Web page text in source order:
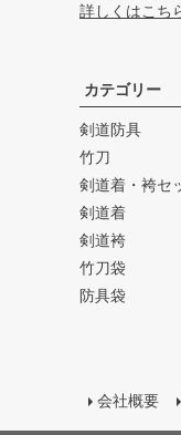
詳しくはこち
カテゴリー
剣道防具
竹刀
剣道着・袴セ
剣道着
剣道袴
竹刀袋
防具袋
会社概要